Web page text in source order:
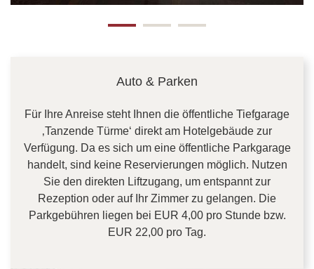
Auto & Parken
Für Ihre Anreise steht Ihnen die öffentliche Tiefgarage
‚Tanzende Türme‘ direkt am Hotelgebäude zur
Verfügung. Da es sich um eine öffentliche Parkgarage
handelt, sind keine Reservierungen möglich. Nutzen
Sie den direkten Liftzugang, um entspannt zur
Rezeption oder auf Ihr Zimmer zu gelangen. Die
Parkgebühren liegen bei EUR 4,00 pro Stunde bzw.
EUR 22,00 pro Tag.